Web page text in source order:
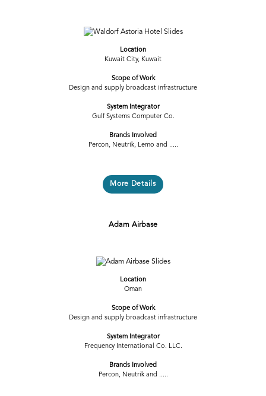
Previous
Location
Kuwait City, Kuwait
Scope of Work
Design and supply broadcast infrastructure
System Integrator
Gulf Systems Computer Co.
Brands Involved
Percon, Neutrik, Lemo and .....
More Details
Adam Airbase
Location
Oman
Scope of Work
Design and supply broadcast infrastructure
System Integrator
Frequency International Co. LLC.
Brands Involved
Percon, Neutrik and .....